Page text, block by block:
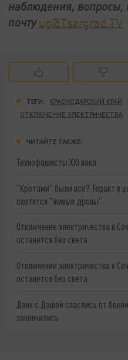
наблюдения, вопросы,
почтуug@Tsargrad.TV
ТЕГИ: КРАСНОДАРСКИЙ КРАЙ
ОТКЛЮЧЕНИЕ ЭЛЕКТРИЧЕСТВА
ЧИТАЙТЕ ТАКЖЕ:
Технофашисты XXI века
"Кротами" были все? Теракт в
охотятся "живые дроны"
Отключение электричества в
останется без света
Отключение электричества в
останется без света
Даня с Дашей спаслись от
закончились